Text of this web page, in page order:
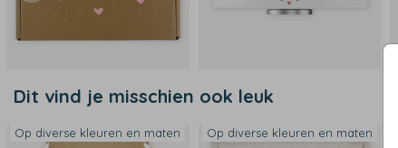
Dit vind je misschien ook leuk
Op diverse kleuren en maten Op diverse kleuren en maten